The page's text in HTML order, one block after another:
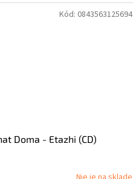
Doma - Etazhi (CD)
Kód: 0843563125694